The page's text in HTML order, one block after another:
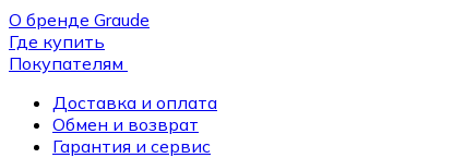
О бренде Graude
Где купить
Покупателям
Доставка и оплата
Обмен и возврат
Гарантия и сервис